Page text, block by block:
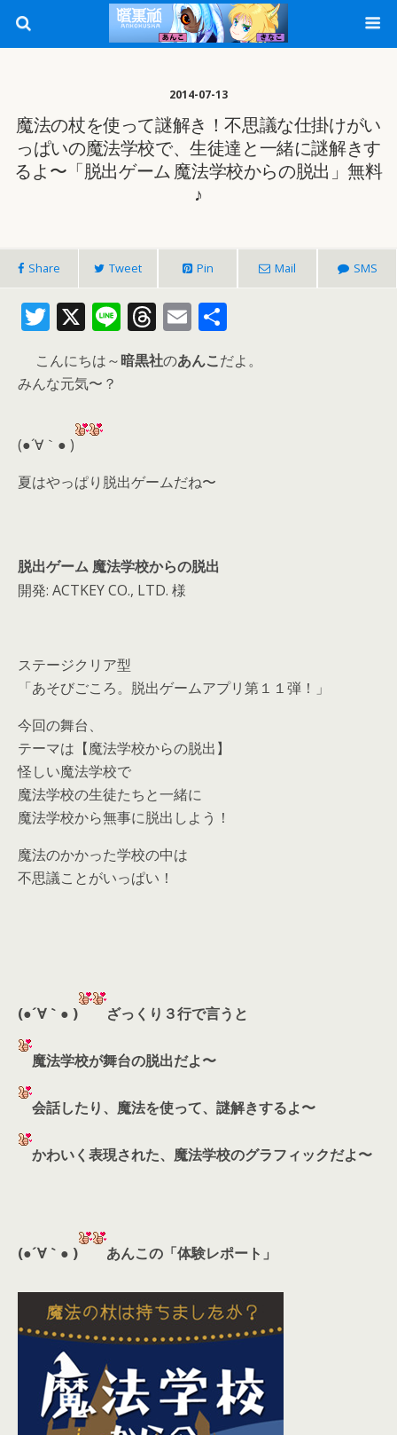
2014-07-13
魔法の杖を使って謎解き！不思議な仕掛けがい
っぱいの魔法学校で、生徒達と一緒に謎解きす
るよ〜「脱出ゲーム 魔法学校からの脱出」無料
♪
Share Tweet Pin Mail SMS
T
w
itt
er
X Li
n
e
T
h
re
E
m
ai
有
こんにちは～暗黒社のあんこだよ。
みんな元気〜？
(●´∀｀● )
夏はやっぱり脱出ゲームだね〜
脱出ゲーム 魔法学校からの脱出
開発: ACTKEY CO., LTD. 様
ステージクリア型
「あそびごころ。脱出ゲームアプリ第１１弾！」
今回の舞台、
テーマは【魔法学校からの脱出】
怪しい魔法学校で
魔法学校の生徒たちと一緒に
魔法学校から無事に脱出しよう！
魔法のかかった学校の中は
不思議ことがいっぱい！
(●´∀｀● ) ざっくり３行で言うと
魔法学校が舞台の脱出だよ〜
会話したり、魔法を使って、謎解きするよ〜
かわいく表現された、魔法学校のグラフィックだよ〜
(●´∀｀● ) あんこの「体験レポート」